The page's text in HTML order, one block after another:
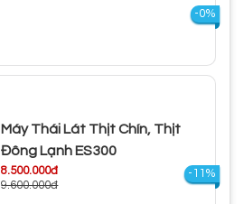
-0%
Máy Thái Lát Thịt Chín, Thịt
Đông Lạnh ES300
8.500.000đ
9.600.000đ
-11%